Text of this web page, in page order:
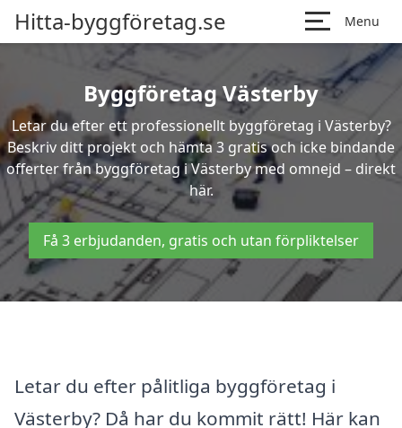
Hitta-byggföretag.se Menu
Byggföretag Västerby
Letar du efter ett professionellt byggföretag i Västerby?
Beskriv ditt projekt och hämta 3 gratis och icke bindande
offerter från byggföretag i Västerby med omnejd – direkt
här.
Få 3 erbjudanden, gratis och utan förpliktelser
Letar du efter pålitliga byggföretag i
Västerby? Då har du kommit rätt! Här kan